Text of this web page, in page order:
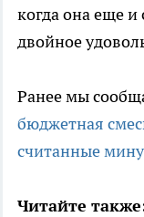
когда она еще
двойное
Ранее мы
бюджетная
считанные
Читайте